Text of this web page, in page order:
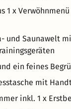
1 x
und Saunawelt
ein feines
mit
inkl. 1 x